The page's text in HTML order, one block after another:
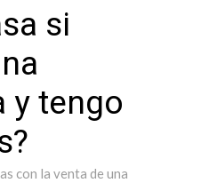
si
y tengo
con la venta de una